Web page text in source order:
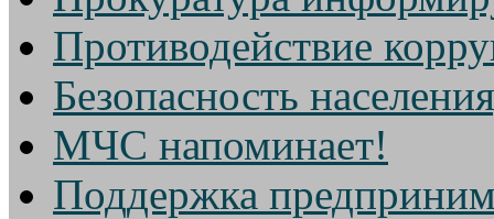
Противодействие
Безопасность
МЧС напоминает!
Поддержка